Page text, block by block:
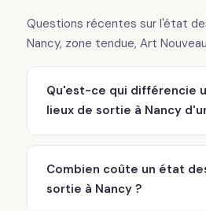
Questions récentes sur l'état
Nancy, zone tendue, Art
Qu'est-ce qui différencie
lieux de sortie à Nancy
Combien coûte un état
sortie à Nancy ?